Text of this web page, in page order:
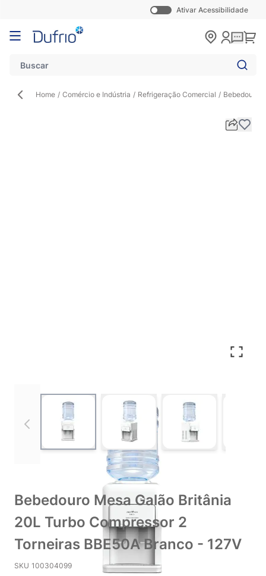
Ativar Acessibilidade
Pular para o conteúdo
Home / Comércio e Indústria / Refrigeração Comercial / Bebedouro
View larger imageView larger imageView larger
Bebedouro Mesa Galão Britânia
20L Turbo Compressor 2
Torneiras BBE50A Branco - 127V
SKU 100304099